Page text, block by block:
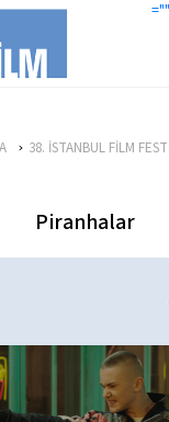
=""
38. İSTANBUL FİLM
Piranhalar